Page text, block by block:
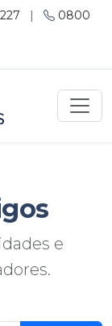
|
0800
e